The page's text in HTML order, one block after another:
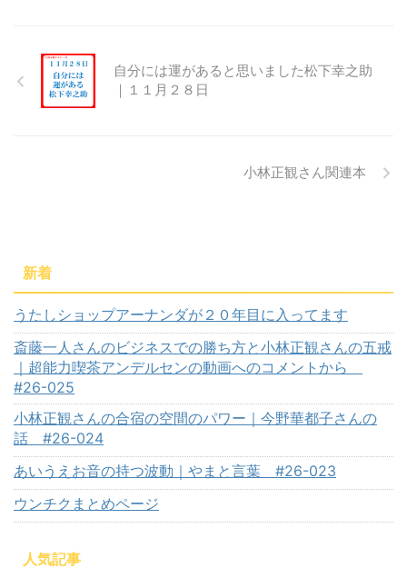
自分には運があると思いました松下幸之助
｜１１月２８日
小林正観さん関連本
新着
うたしショップアーナンダが２０年目に入ってます
斎藤一人さんのビジネスでの勝ち方と小林正観さんの五戒
｜超能力喫茶アンデルセンの動画へのコメントから
#26-025
小林正観さんの合宿の空間のパワー｜今野華都子さんの
話 #26-024
あいうえお音の持つ波動｜やまと言葉 #26-023
ウンチクまとめページ
人気記事